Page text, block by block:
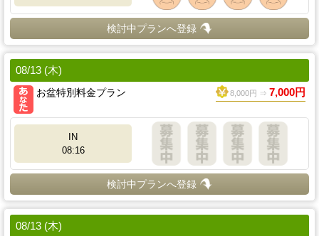
検討中プランへ登録
08/13 (木)
お盆特別料金プラン
8,000円 ⇒ 7,000円
IN
08:16
検討中プランへ登録
08/13 (木)